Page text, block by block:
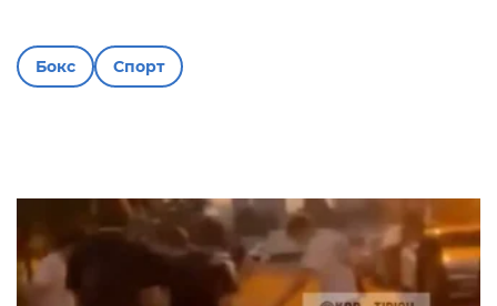
Бокс Спорт